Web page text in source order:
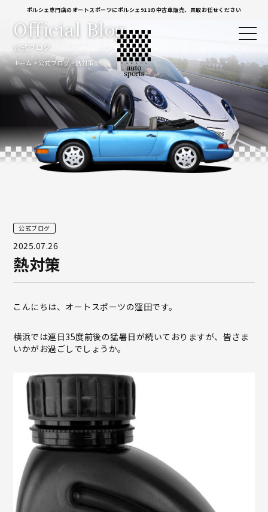
ポルシェ専門店のオートスポーツにポルシェ911の中古車販売、買取お任せください
公式ブログ
Official Blog
ホーム 公式ブログ 熱対策
公式ブログ
2025.07.26
熱対策
こんにちは、オートスポーツの窪田です。
横浜では連日35度前後の猛暑日が続いておりますが、皆さま
いかがお過ごしでしょうか。